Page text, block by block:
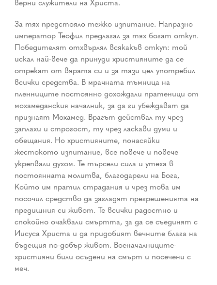
верни служители на Христа.
За тях предстояло тежко изпитание. Напразно
император Теофил предлагал за тях богат откуп.
Победителят отхвърлял всякакъв откуп: той
искал най-вече да принуди християните да се
отрекат от вярата си и за тази цел употребил
всички средства. В мрачната тъмница на
пленниците постоянно дохождали пратеници от
мохамеданския началник, за да ги убеждават да
признаят Мохамед. Врагът действал ту чрез
заплахи и строгост, ту чрез ласкави думи и
обещания. Но християните, понасяйки
жестокото изпитание, все повече и повече
укрепвали духом. Те търсели сила и утеха в
постоянната молитва, благодарели на Бога,
Който им пратил страдания и чрез това им
посочил средство да загладят прегрешенията на
предишния си живот. Те всички радостно и
спокойно очаквали смъртта, за да се съединят с
Иисуса Христа и да придобият вечните блага на
бъдещия по-добър живот. Военачалниците-
християни били осъдени на смърт и посечени с
меч.